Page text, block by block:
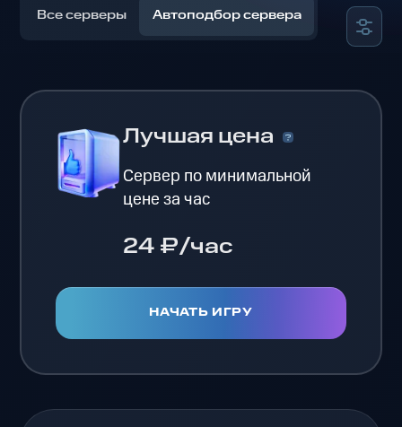
Все серверы Автоподбор сервера
Лучшая цена
Сервер по минимальной
цене за час
24 ₽/час
НАЧАТЬ ИГРУ